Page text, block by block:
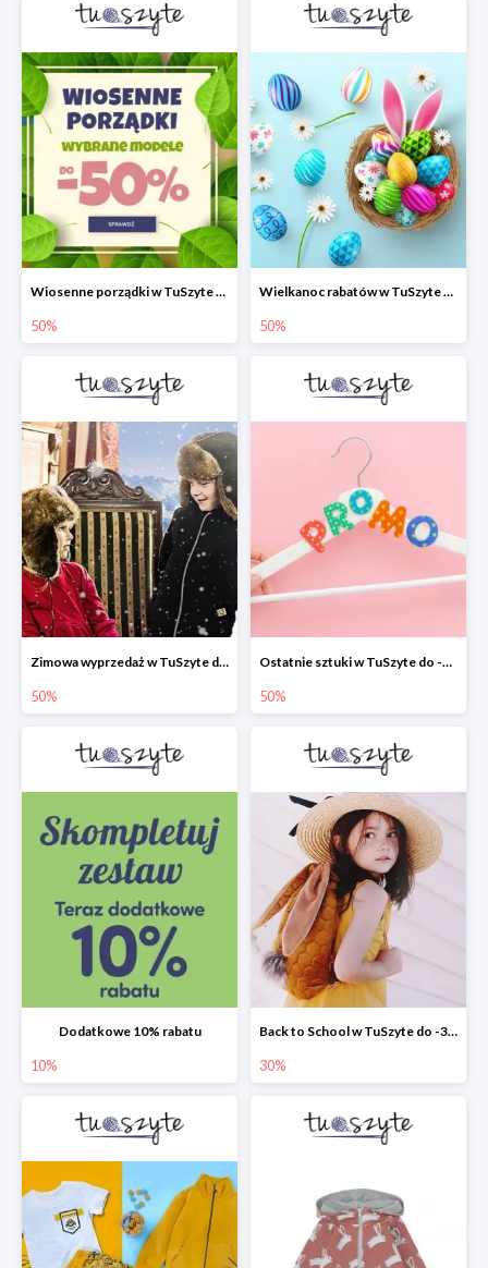
Wiosenne porządki w TuSzyte - wybrane modele do -50%
50%
Wielkanoc rabatów w TuSzyte do -50%
50%
Zimowa wyprzedaż w TuSzyte do -50% wciąż trwa
50%
Ostatnie sztuki w TuSzyte do -50%
50%
Dodatkowe 10% rabatu
10%
Back to School w TuSzyte do -30%
30%